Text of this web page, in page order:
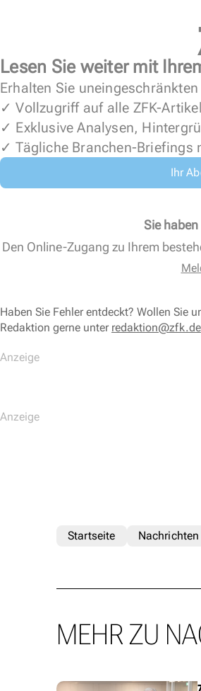
Lesen Sie weiter mit
Erhalten Sie
✓ Vollzugriff auf alle ZFK-
✓ Exklusive Analysen,
✓ Tägliche Branchen-Briefings
Ihr
Sie
Den Online-Zugang zu Ihrem
Haben Sie Fehler entdeckt? Wollen Sie
Redaktion gerne unter redaktion@zfk.de
Startseite Nachrichten
MEHR ZU